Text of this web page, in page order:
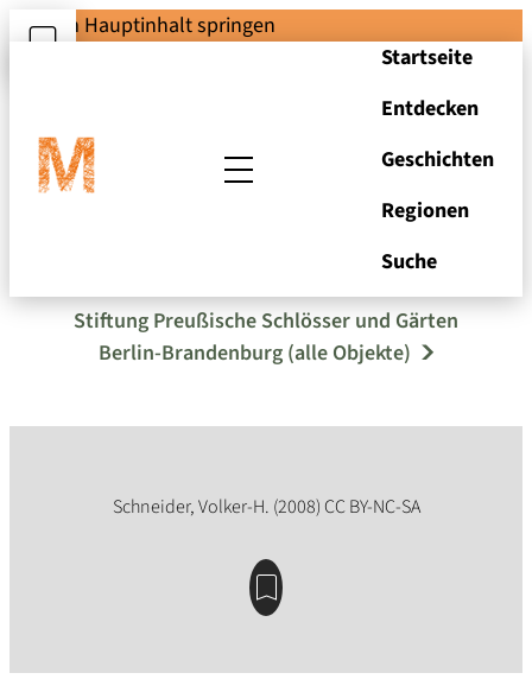
Zum Hauptinhalt springen
Startseite
Entdecken
Geschichten
Regionen
Suche
Stiftung Preußische Schlösser und Gärten
Berlin-Brandenburg (alle Objekte)